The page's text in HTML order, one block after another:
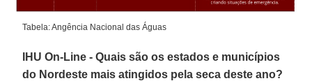
Tabela: Angência Nacional das Águas
IHU On-Line - Quais são os estados e municípios
do Nordeste mais atingidos pela seca deste ano?